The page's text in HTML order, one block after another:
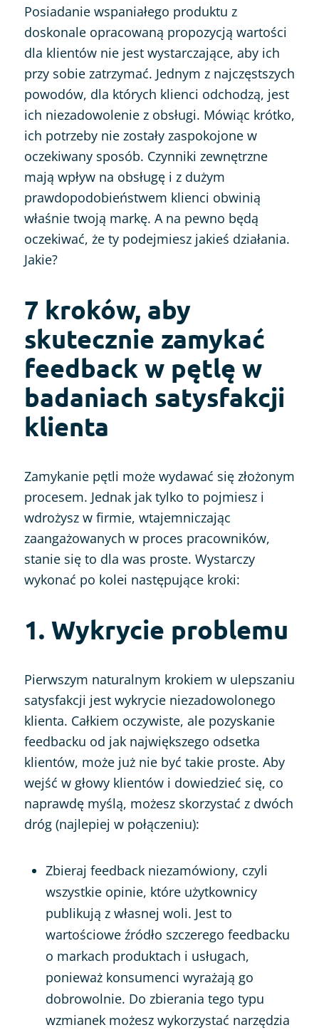
Posiadanie wspaniałego produktu z
doskonale opracowaną propozycją wartości
dla klientów nie jest wystarczające, aby ich
przy sobie zatrzymać. Jednym z najczęstszych
powodów, dla których klienci odchodzą, jest
ich niezadowolenie z obsługi. Mówiąc krótko,
ich potrzeby nie zostały zaspokojone w
oczekiwany sposób. Czynniki zewnętrzne
mają wpływ na obsługę i z dużym
prawdopodobieństwem klienci obwinią
właśnie twoją markę. A na pewno będą
oczekiwać, że ty podejmiesz jakieś działania.
Jakie?
7 kroków, aby
skutecznie zamykać
feedback w pętlę w
badaniach satysfakcji
klienta
Zamykanie pętli może wydawać się złożonym
procesem. Jednak jak tylko to pojmiesz i
wdrożysz w firmie, wtajemniczając
zaangażowanych w proces pracowników,
stanie się to dla was proste. Wystarczy
wykonać po kolei następujące kroki:
1. Wykrycie problemu
Pierwszym naturalnym krokiem w ulepszaniu
satysfakcji jest wykrycie niezadowolonego
klienta. Całkiem oczywiste, ale pozyskanie
feedbacku od jak największego odsetka
klientów, może już nie być takie proste. Aby
wejść w głowy klientów i dowiedzieć się, co
naprawdę myślą, możesz skorzystać z dwóch
dróg (najlepiej w połączeniu):
Zbieraj feedback niezamówiony, czyli
wszystkie opinie, które użytkownicy
publikują z własnej woli. Jest to
wartościowe źródło szczerego feedbacku
o markach produktach i usługach,
ponieważ konsumenci wyrażają go
dobrowolnie. Do zbierania tego typu
wzmianek możesz wykorzystać narzędzia